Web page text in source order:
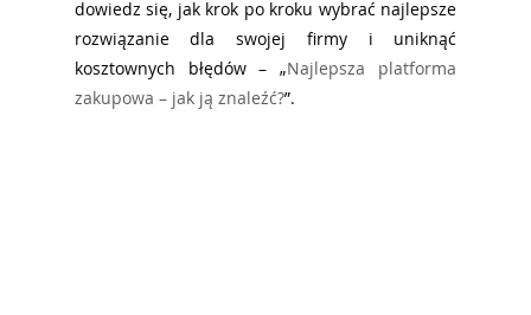
dowiedz się, jak krok po kroku wybrać najlepsze
rozwiązanie dla swojej firmy i uniknąć
kosztownych błędów – „Najlepsza platforma
zakupowa – jak ją znaleźć?”.